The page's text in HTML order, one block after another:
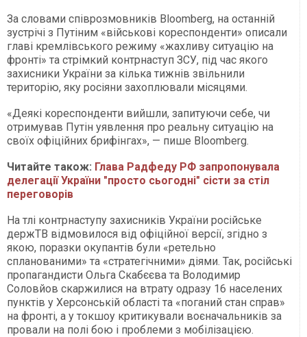
За словами співрозмовників Bloomberg, на останній
зустрічі з Путіним «військові кореспонденти» описали
главі кремлівського режиму «жахливу ситуацію на
фронті» та стрімкий контрнаступ ЗСУ, під час якого
захисники України за кілька тижнів звільнили
територію, яку росіяни захоплювали місяцями.
«Деякі кореспонденти вийшли, запитуючи себе, чи
отримував Путін уявлення про реальну ситуацію на
своїх офіційних брифінгах», — пише Bloomberg.
Читайте також: Глава Радфеду РФ запропонувала
делегації України "просто сьогодні" сісти за стіл
переговорів
На тлі контрнаступу захисників України російське
держТВ відмовилося від офіційної версії, згідно з
якою, поразки окупантів були «ретельно
спланованими» та «стратегічними» діями. Так, російські
пропагандисти Ольга Скабєєва та Володимир
Соловйов скаржилися на втрату одразу 16 населених
пунктів у Херсонській області та «поганий стан справ»
на фронті, а у токшоу критикували воєначальників за
провали на полі бою і проблеми з мобілізацією.